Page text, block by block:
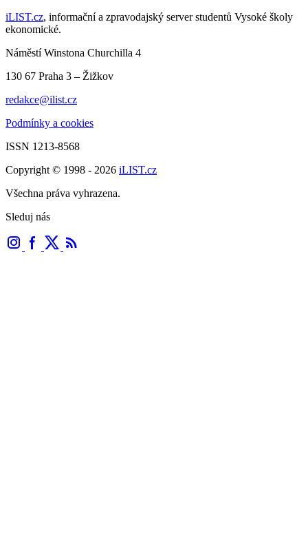
iLIST.cz, informační a zpravodajský server studentů Vysoké školy
ekonomické.
Náměstí Winstona Churchilla 4
130 67 Praha 3 – Žižkov
redakce@ilist.cz
Podmínky a cookies
ISSN 1213-8568
Copyright © 1998 - 2026 iLIST.cz
Všechna práva vyhrazena.
Sleduj nás